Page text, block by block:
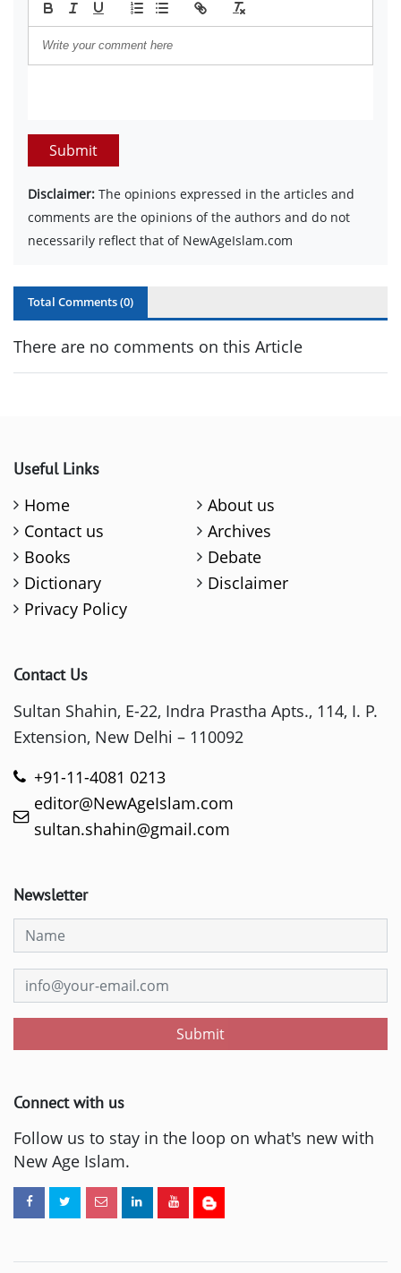
Submit
Disclaimer: The opinions expressed in the articles and
comments are the opinions of the authors and do not
necessarily reflect that of NewAgeIslam.com
Total Comments (0)
There are no comments on this Article
Useful Links
Home
About us
Contact us
Archives
Books
Debate
Dictionary
Disclaimer
Privacy Policy
Contact Us
Sultan Shahin, E-22, Indra Prastha Apts., 114, I. P.
Extension, New Delhi – 110092
+91-11-4081 0213
editor@NewAgeIslam.com
sultan.shahin@gmail.com
Newsletter
Submit
Connect with us
Follow us to stay in the loop on what's new with
New Age Islam.